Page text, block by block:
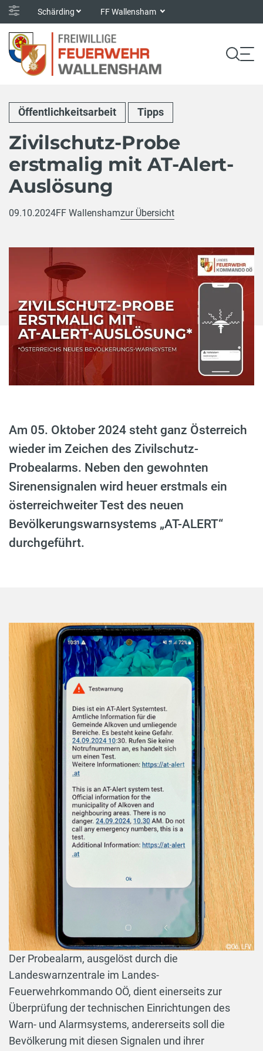
Schärding FF Wallensham
Öffentlichkeitsarbeit Tipps
Zivilschutz-Probe
erstmalig mit AT-Alert-
Auslösung
09.10.2024FF Wallenshamzur Übersicht
Am 05. Oktober 2024 steht ganz Österreich
wieder im Zeichen des Zivilschutz-
Probealarms. Neben den gewohnten
Sirenensignalen wird heuer erstmals ein
österreichweiter Test des neuen
Bevölkerungswarnsystems „AT-ALERT“
durchgeführt.
Der Probealarm, ausgelöst durch die
Landeswarnzentrale im Landes-
Feuerwehrkommando OÖ, dient einerseits zur
Überprüfung der technischen Einrichtungen des
Warn- und Alarmsystems, andererseits soll die
Bevölkerung mit diesen Signalen und ihrer